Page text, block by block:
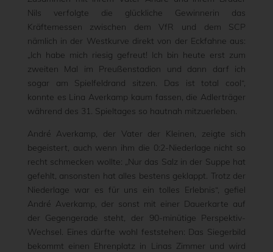
Nils verfolgte die glückliche Gewinnerin das
Kräftemessen zwischen dem VfR und dem SCP
nämlich in der Westkurve direkt von der Eckfahne aus:
„Ich habe mich riesig gefreut! Ich bin heute erst zum
zweiten Mal im Preußenstadion und dann darf ich
sogar am Spielfeldrand sitzen. Das ist total cool“,
konnte es Lina Averkamp kaum fassen, die Adlerträger
während des 31. Spieltages so hautnah mitzuerleben.
André Averkamp, der Vater der Kleinen, zeigte sich
begeistert, auch wenn ihm die 0:2-Niederlage nicht so
recht schmecken wollte: „Nur das Salz in der Suppe hat
gefehlt, ansonsten hat alles bestens geklappt. Trotz der
Niederlage war es für uns ein tolles Erlebnis“, gefiel
André Averkamp, der sonst mit einer Dauerkarte auf
der Gegengerade steht, der 90-minütige Perspektiv-
Wechsel. Eines dürfte wohl feststehen: Das Siegerbild
bekommt einen Ehrenplatz in Linas Zimmer und wird